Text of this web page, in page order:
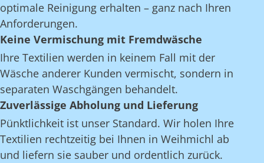
optimale Reinigung erhalten – ganz nach Ihren
Anforderungen.
Keine Vermischung mit Fremdwäsche
Ihre Textilien werden in keinem Fall mit der
Wäsche anderer Kunden vermischt, sondern in
separaten Waschgängen behandelt.
Zuverlässige Abholung und Lieferung
Pünktlichkeit ist unser Standard. Wir holen Ihre
Textilien rechtzeitig bei Ihnen in Weihmichl ab
und liefern sie sauber und ordentlich zurück.